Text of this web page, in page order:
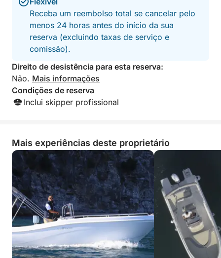
passeio perfeito para casais, famílias ou pequenos
grupos que desejam vivenciar a Costa Amalfitana
pelo mar de uma forma simples, relaxante e
autêntica.
Combustível não incluído.
Receba um reembolso total se cancelar pelo
menos 24 horas antes do início da sua
reserva (excluindo taxas de serviço e
comissão).
Direito de desistência para esta reserva:
Não. Mais informações
Condições de reserva
Inclui skipper profissional
Mais experiências deste proprietário